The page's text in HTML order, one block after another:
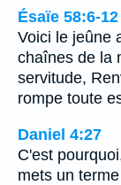
Ésaïe 58:6-12
Voici le jeûne
chaînes de la
servitude,
rompe toute
Daniel 4:27
C'est
mets un